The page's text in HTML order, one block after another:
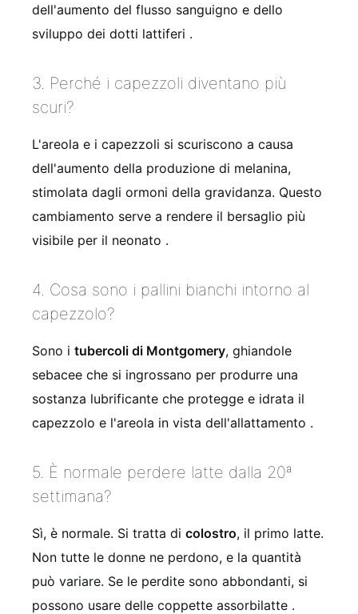
dell'aumento del flusso sanguigno e dello
sviluppo dei dotti lattiferi .
3. Perché i capezzoli diventano più
scuri?
L'areola e i capezzoli si scuriscono a causa
dell'aumento della produzione di melanina,
stimolata dagli ormoni della gravidanza. Questo
cambiamento serve a rendere il bersaglio più
visibile per il neonato .
4. Cosa sono i pallini bianchi intorno al
capezzolo?
Sono i tubercoli di Montgomery, ghiandole
sebacee che si ingrossano per produrre una
sostanza lubrificante che protegge e idrata il
capezzolo e l'areola in vista dell'allattamento .
5. È normale perdere latte dalla 20ª
settimana?
Sì, è normale. Si tratta di colostro, il primo latte.
Non tutte le donne ne perdono, e la quantità
può variare. Se le perdite sono abbondanti, si
possono usare delle coppette assorbilatte .